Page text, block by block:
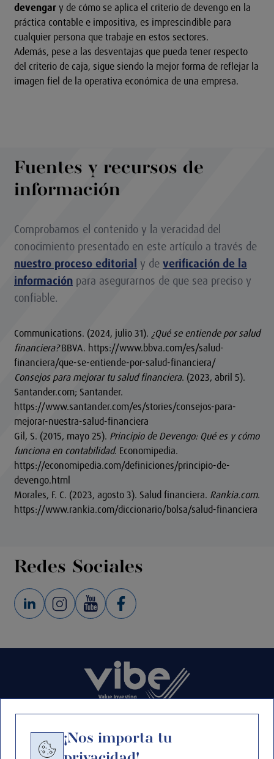
devengary de cómo se aplica el criterio de devengo en la
práctica contable e impositiva, es imprescindible para
cualquier persona que trabaje en estos sectores.
Además, pese a las desventajas que pueda tener respecto
del criterio de caja, sigue siendo la mejor forma de reflejar la
imagen fiel de la operativa económica de una empresa.
Fuentes y recursos de
información
Comprobamos el contenido y la veracidad del
conocimiento presentado en este artículo a través de
nuestro proceso editorial y de verificación de la
información para asegurarnos de que sea preciso y
confiable.
Communications. (2024, julio 31). ¿Qué se entiende por salud
financiera?BBVA. https://www.bbva.com/es/salud-
financiera/que-se-entiende-por-salud-financiera/
Consejos para mejorar tu salud financiera. (2023, abril 5).
Santander.com; Santander.
https://www.santander.com/es/stories/consejos-para-
mejorar-nuestra-salud-financiera
Gil, S. (2015, mayo 25). Principio de Devengo: Qué es y cómo
funciona en contabilidad. Economipedia.
https://economipedia.com/definiciones/principio-de-
devengo.html
Morales, F. C. (2023, agosto 3). Salud financiera. Rankia.com.
https://www.rankia.com/diccionario/bolsa/salud-financiera
Redes Sociales
¡Nos importa tu